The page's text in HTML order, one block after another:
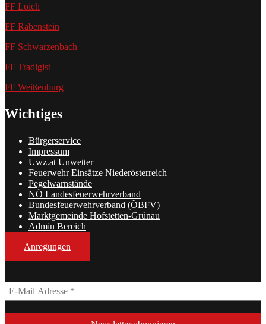
FF Loich
FF Rabenstein
FF Schwarzenbach
FF Tradigist
FF Weißenburg
Wichtiges
Bürgerservice
Impressum
Uwz.at Unwetter
Feuerwehr Einsätze Niederösterreich
Pegelwarnstände
NÖ Landesfeuerwehrverband
Bundesfeuerwehrverband (ÖBFV)
Marktgemeinde Hofstetten-Grünau
Admin Bereich
Anregungen